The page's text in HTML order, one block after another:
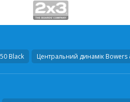
Black Центральний динамікBowers